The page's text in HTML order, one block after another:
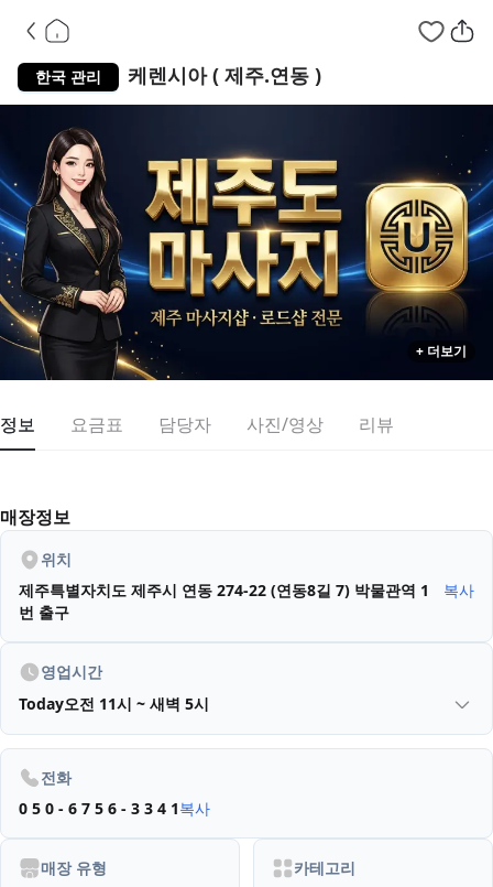
한국 관리 케렌시아 ( 제주.연동 )제주도 출구 연동
+ 더보기
정보 요금표 담당자 사진/영상 리뷰
매장정보
위치
제주특별자치도 제주시 연동 274-22 (연동8길 7) 박물관역 1
번 출구
복사
영업시간
Today오전 11시 ~ 새벽 5시
전화
0 5 0 - 6 7 5 6 - 3 3 4 1복사
매장 유형
카테고리